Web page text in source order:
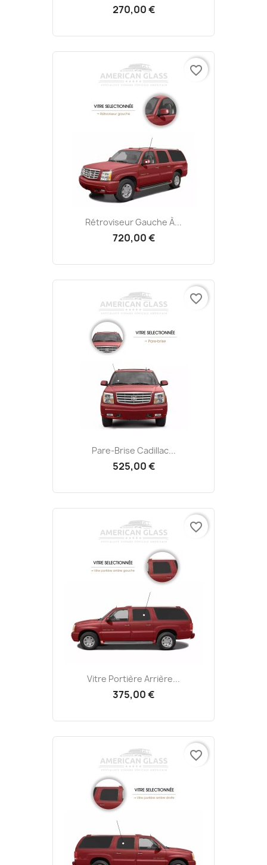
270,00 €
Rétroviseur Gauche À...
720,00 €
favorite_border
Pare-Brise Cadillac...
525,00 €
favorite_border
Vitre Portière Arrière...
375,00 €
favorite_border
favorite_border